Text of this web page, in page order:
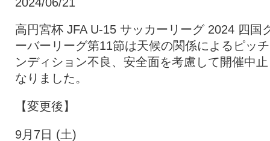
トップチーム アカデミー
特設ページ
高円宮杯 JFA U-15 サッカーリーグ 2024 四国
ーバーリーグ第11節は天候の関係によるピッ
ンディション不良、安全面を考慮して開催中
なりました。
【変更後】
9月7日 (土)